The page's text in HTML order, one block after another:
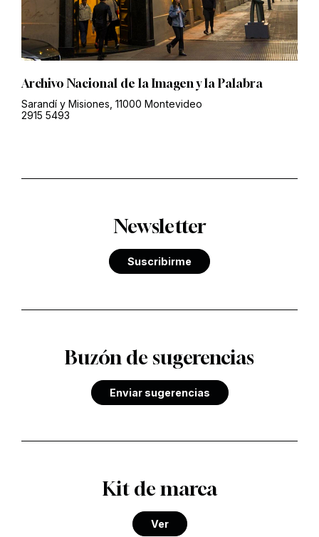
Archivo Nacional de la Imagen y la Palabra
Sarandí y Misiones, 11000 Montevideo
2915 5493
Newsletter
Suscribirme
Buzón de sugerencias
Enviar sugerencias
Kit de marca
Ver